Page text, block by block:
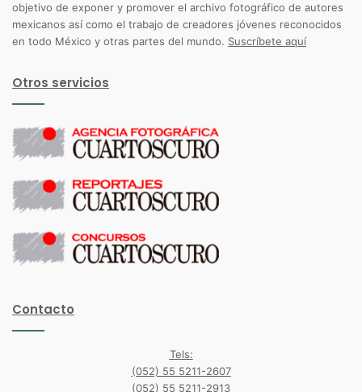
objetivo de exponer y promover el archivo fotográfico de autores
mexicanos así como el trabajo de creadores jóvenes reconocidos
en todo México y otras partes del mundo. Suscríbete aquí
Otros servicios
Contacto
Tels:
(052) 55 5211-2607
(052) 55 5211-2913